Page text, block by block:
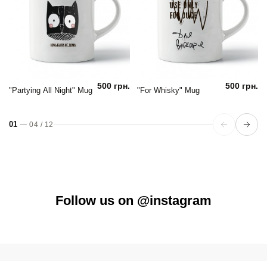
"Partying All Night" Mug 500 грн. "For Whisky" Mug 500 грн.
01 —04 / 12
Follow us on @instagram